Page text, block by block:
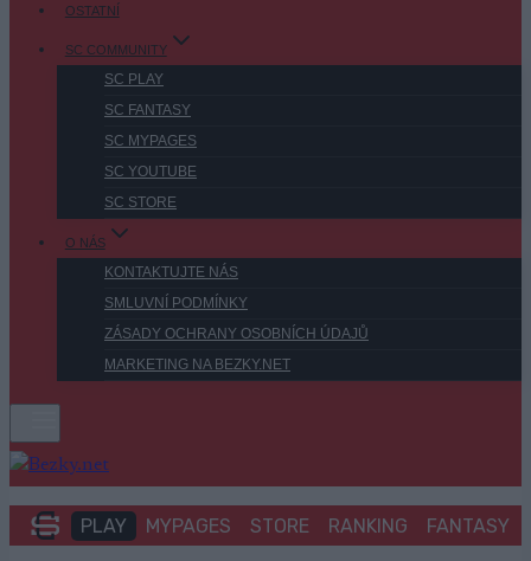
OSTATNÍ
SC COMMUNITY
SC PLAY
SC FANTASY
SC MYPAGES
SC YOUTUBE
SC STORE
O NÁS
KONTAKTUJTE NÁS
SMLUVNÍ PODMÍNKY
ZÁSADY OCHRANY OSOBNÍCH ÚDAJŮ
MARKETING NA BEZKY.NET
PLAY MYPAGES STORE RANKING FANTASY